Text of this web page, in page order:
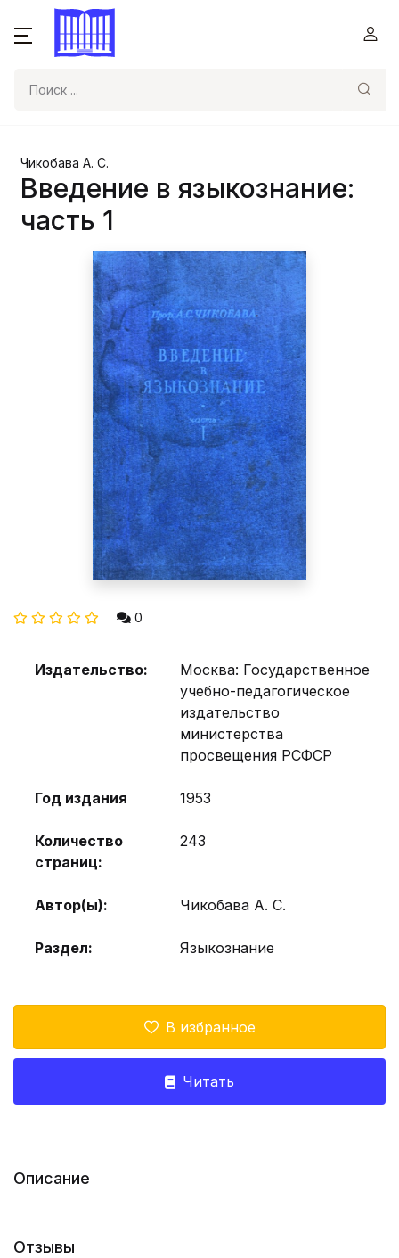
Чикобава А. С.
Введение в языкознание:
часть 1
0
Издательство:
Москва: Государственное
учебно-педагогическое
издательство
министерства
просвещения РСФСР
Год издания 1953
Количество
страниц:
243
Автор(ы): Чикобава А. С.
Раздел: Языкознание
В избранное
Читать
Описание
Отзывы